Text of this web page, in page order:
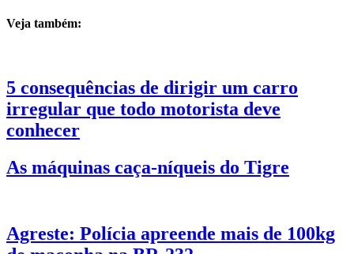
Veja também:
5 consequências de dirigir um carro
irregular que todo motorista deve
conhecer
As máquinas caça-níqueis do Tigre
Agreste: Polícia apreende mais de 100kg